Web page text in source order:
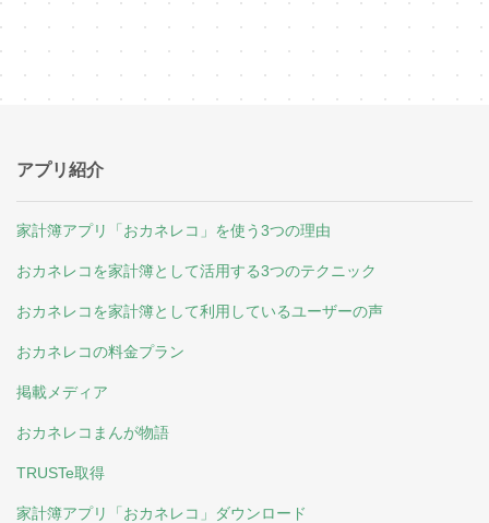
アプリ紹介
家計簿アプリ「おカネレコ」を使う3つの理由
おカネレコを家計簿として活用する3つのテクニック
おカネレコを家計簿として利用しているユーザーの声
おカネレコの料金プラン
掲載メディア
おカネレコまんが物語
TRUSTe取得
家計簿アプリ「おカネレコ」ダウンロード